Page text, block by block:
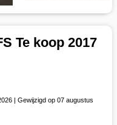
Te koop 2017
| Gewijzigd op 07 augustus